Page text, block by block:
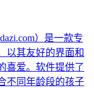
）是一款专
以其友好的界面和
喜爱。软件提供了
不同年龄段的孩子